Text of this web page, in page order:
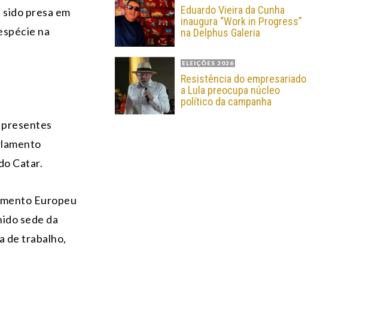
presa em
na
presentes
Catar.
Europeu
sede da
de trabalho,
Eduardo Vieira da Cunha
inaugura “Work in Progress”
na Delphus Galeria
ELEIÇÕES 2026
Resistência do empresariado
a Lula preocupa núcleo
político da campanha